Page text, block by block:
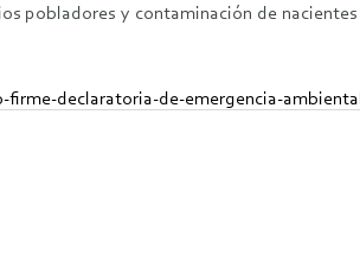
pobladores y contaminación de
declaratoria-de-emergencia-